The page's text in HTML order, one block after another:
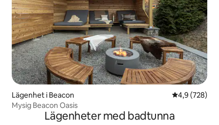
Lägenhet i Beacon 4,9 av 5 i
4,9 (728)
Mysig Beacon Oasis
Lägenheter med badtunna